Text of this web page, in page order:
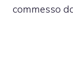
commesso